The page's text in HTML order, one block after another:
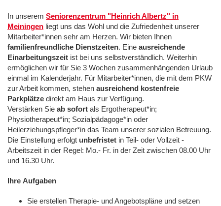
In unserem Seniorenzentrum "Heinrich Albertz" in
Meiningen liegt uns das Wohl und die Zufriedenheit unserer
Mitarbeiter*innen sehr am Herzen. Wir bieten Ihnen
familienfreundliche Dienstzeiten. Eine ausreichende
Einarbeitungszeit ist bei uns selbstverständlich. Weiterhin
ermöglichen wir für Sie 3 Wochen zusammenhängenden Urlaub
einmal im Kalenderjahr. Für Mitarbeiter*innen, die mit dem PKW
zur Arbeit kommen, stehen ausreichend kostenfreie
Parkplätze direkt am Haus zur Verfügung.
Verstärken Sie ab sofort als Ergotherapeut*in;
Physiotherapeut*in; Sozialpädagoge*in oder
Heilerziehungspfleger*in das Team unserer sozialen Betreuung.
Die Einstellung erfolgt unbefristet in Teil- oder Vollzeit -
Arbeitszeit in der Regel: Mo.- Fr. in der Zeit zwischen 08.00 Uhr
und 16.30 Uhr.
Ihre Aufgaben
Sie erstellen Therapie- und Angebotspläne und setzen